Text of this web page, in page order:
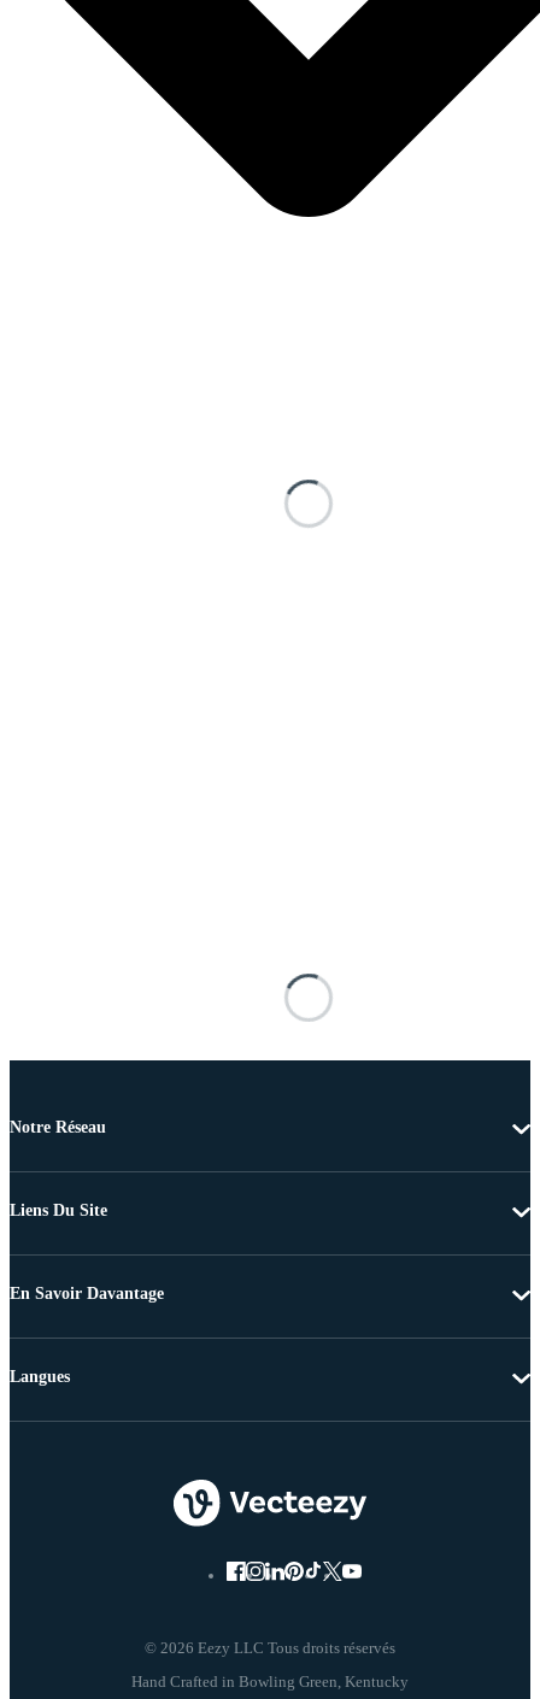
Notre Réseau
Liens Du Site
En Savoir Davantage
© 2026 Eezy LLC Tous droits réservés
Langues